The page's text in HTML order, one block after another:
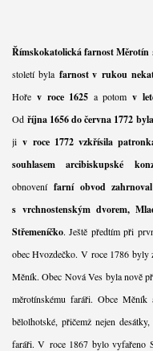
Římskokatolická farnost Měrotín
století bylafarnost v rukou
Hoře v roce 1625a potomv
Odříjna 1656 do června 1772
ji v roce 1772 vzkřísila
souhlasem arcibiskupské
obnovenífarní obvod
s vrchnostenským dvorem,
Střemeníčko. Ještě předtím při
obec Hvozdečko. V roce 1786 byly
Měník. Obec Nová Ves byla nově
měrotínskému faráři. Obce
bělolhotské, přičemž nejen
faráři. V roce 1867 bylo vyfařeno